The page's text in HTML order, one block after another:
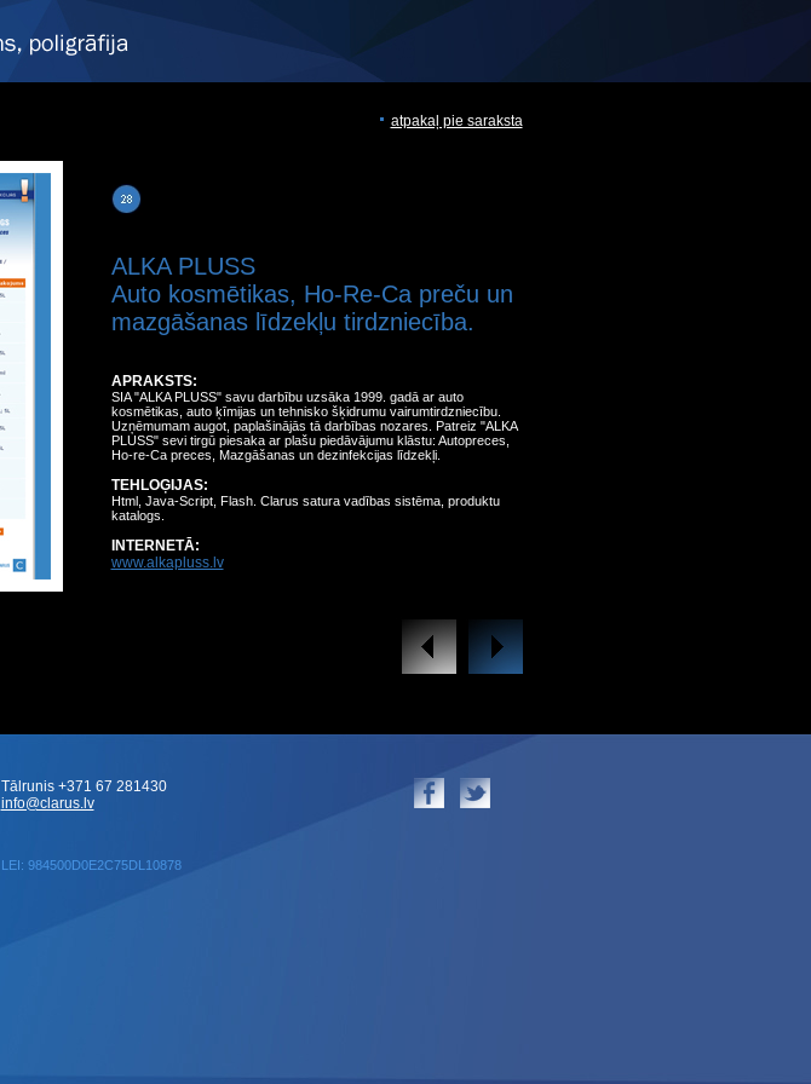
atpakaļ pie saraksta
ALKA PLUSS
Auto kosmētikas, Ho-Re-Ca preču un
mazgāšanas līdzekļu tirdzniecība.
APRAKSTS:
SIA "ALKA PLUSS" savu darbību uzsāka 1999. gadā ar auto
kosmētikas, auto ķīmijas un tehnisko šķidrumu vairumtirdzniecību.
Uzņēmumam augot, paplašinājās tā darbības nozares. Patreiz "ALKA
PLUSS" sevi tirgū piesaka ar plašu piedāvājumu klāstu: Autopreces,
Ho-re-Ca preces, Mazgāšanas un dezinfekcijas līdzekļi.
TEHLOĢIJAS:
Html, Java-Script, Flash. Clarus satura vadības sistēma, produktu
katalogs.
INTERNETĀ:
www.alkapluss.lv
LEI: 984500D0E2C75DL10878
Tālrunis +371 67 281430
info@clarus.lv